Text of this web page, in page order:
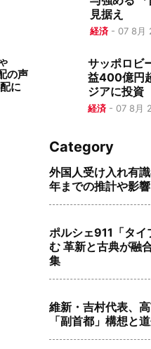
の声
に
見据え
経済- 07 8月
サッポロビ
益400億円
ジアに投資
経済- 07 8月
Category
外国人受け入れ有
年までの推計や影
ポルシェ911「タ
む 革新と古典が融
集
維新・吉村代表、
「副首都」構想と